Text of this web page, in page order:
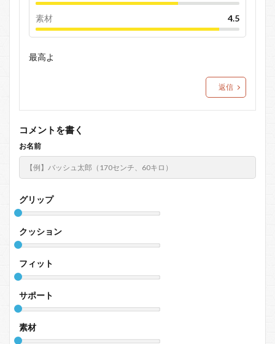
素材 4.5
最高よ
返信
コメントを書く
お名前
グリップ
クッション
フィット
サポート
素材